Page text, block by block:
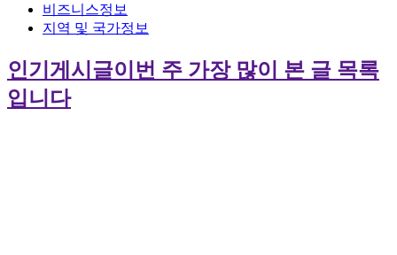
비즈니스정보
지역 및 국가정보
인기게시글이번 주 가장 많이 본 글 목록
입니다